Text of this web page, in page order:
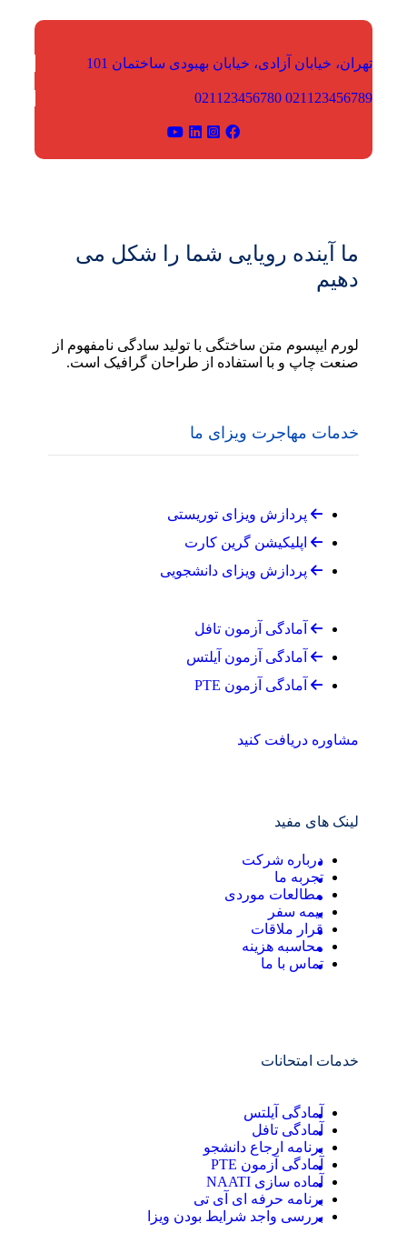
تهران، خیابان آزادی، خیابان بهبودی ساختمان 101
021123456789
021123456780
ما آینده رویایی شما را شکل می
دهیم
لورم ایپسوم متن ساختگی با تولید سادگی نامفهوم از
صنعت چاپ و با استفاده از طراحان گرافیک است.
خدمات مهاجرت ویزای ما
پردازش ویزای توریستی
اپلیکیشن گرین کارت
پردازش ویزای دانشجویی
آمادگی آزمون تافل
آمادگی آزمون آیلتس
آمادگی آزمون PTE
مشاوره دریافت کنید
لینک های مفید
درباره شرکت
تجربه ما
مطالعات موردی
بیمه سفر
قرار ملاقات
محاسبه هزینه
تماس با ما
خدمات امتحانات
آمادگی آیلتس
آمادگی تافل
برنامه ارجاع دانشجو
آمادگی آزمون PTE
آماده سازی NAATI
برنامه حرفه ای آی تی
بررسی واجد شرایط بودن ویزا